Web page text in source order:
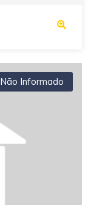
Não Informado